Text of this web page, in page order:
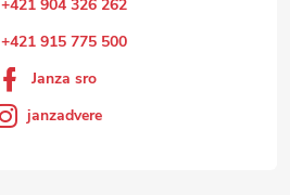
+421 904 326 262
+421 915 775 500
Janza sro
janzadvere